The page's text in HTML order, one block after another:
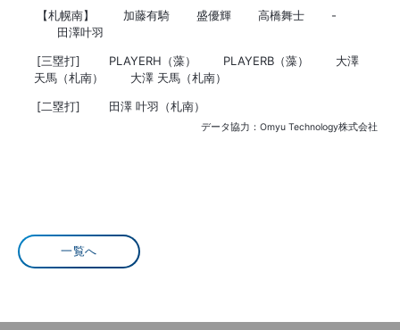
【札幌南】
加藤有騎 盛優輝 高橋舞士
-
田澤叶羽
[三塁打]
PLAYERH（藻） PLAYERB（藻）
大澤
天馬（札南）
大澤 天馬（札南）
[二塁打]
田澤 叶羽（札南）
データ協力：Omyu Technology株式会社
一覧へ